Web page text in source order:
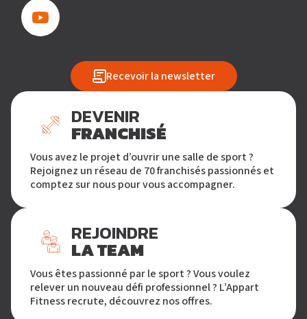
Recevoir la newsletter
DEVENIR
FRANCHISÉ
Vous avez le projet d’ouvrir une salle de sport ?
Rejoignez un réseau de 70 franchisés passionnés et
comptez sur nous pour vous accompagner.
REJOINDRE
LA TEAM
Vous êtes passionné par le sport ? Vous voulez
relever un nouveau défi professionnel ? L’Appart
Fitness recrute, découvrez nos offres.